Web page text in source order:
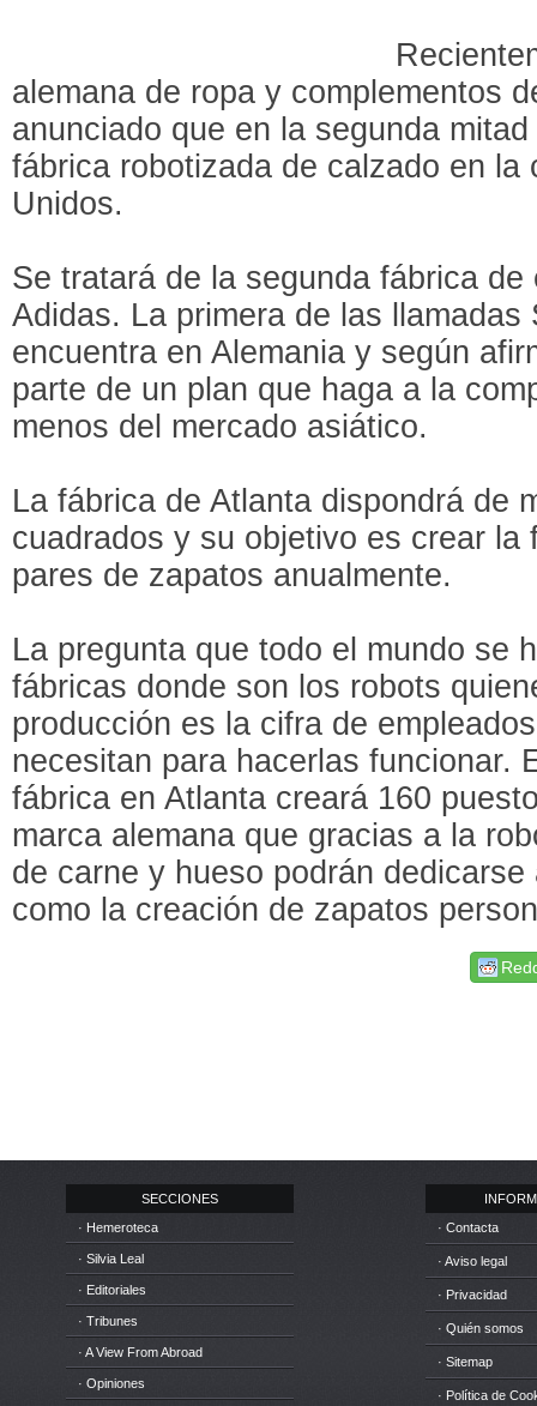
alemana de ropa y complementos
anunciado que en la segunda
fábrica robotizada de calzado en la
Unidos.
Se tratará de la segunda fábrica
Adidas. La primera de las llamadas
encuentra en Alemania y según
parte de un plan que haga a la
menos del mercado asiático.
La fábrica de Atlanta dispondrá de
cuadrados y su objetivo es crear la
pares de zapatos anualmente.
La pregunta que todo el mundo se
fábricas donde son los robots
producción es la cifra de
necesitan para hacerlas funcionar.
fábrica en Atlanta creará 160
marca alemana que gracias a la
de carne y hueso podrán
como la creación de zapatos
SECCIONES
· Hemeroteca
· Silvia Leal
· Editoriales
· Tribunes
· A View From Abroad
· Opiniones
· Contacta
· Aviso legal
· Privacidad
· Quién somos
· Sitemap
· Política de